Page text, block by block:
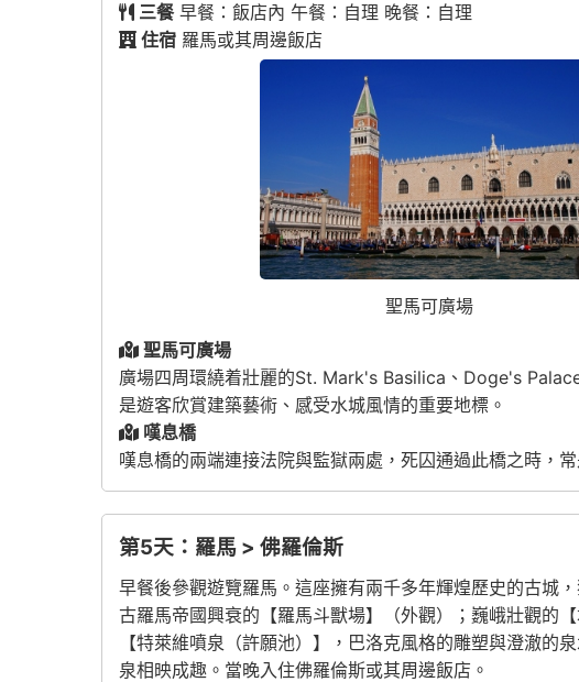
三餐早餐：飯店內 午餐：自理 晚餐：自理
住宿 羅馬或其周邊飯店
聖馬可廣場
聖馬可廣場
廣場四周環繞着壯麗的St. Mark's Basilica 、 Doge's
是遊客欣賞建築藝術、感受水城風情的重要地標。
嘆息橋
嘆息橋的兩端連接法院與監獄兩處，死囚通過此橋之時，
第5天：羅馬 > 佛羅倫斯
早餐後參觀遊覽羅馬。這座擁有兩千多年輝煌歷史的古城
古羅馬帝國興衰的【羅馬斗獸場】（外觀）；巍峨壯觀的
【特萊維噴泉（許願池）】，巴洛克風格的雕塑與澄澈
泉相映成趣。當晚入住佛羅倫斯或其周邊飯店。